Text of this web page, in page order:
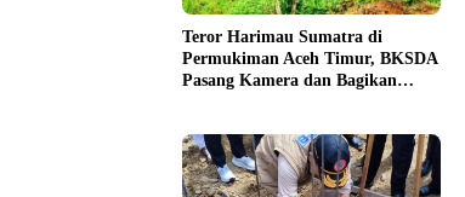
Teror Harimau Sumatra di
Permukiman Aceh Timur, BKSDA
Pasang Kamera dan Bagikan